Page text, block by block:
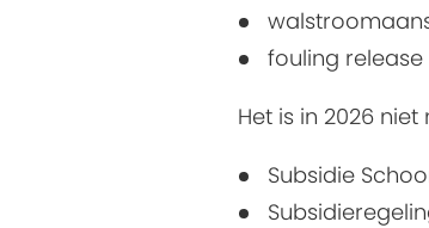
fouling release
Het is in 2026
Subsidie